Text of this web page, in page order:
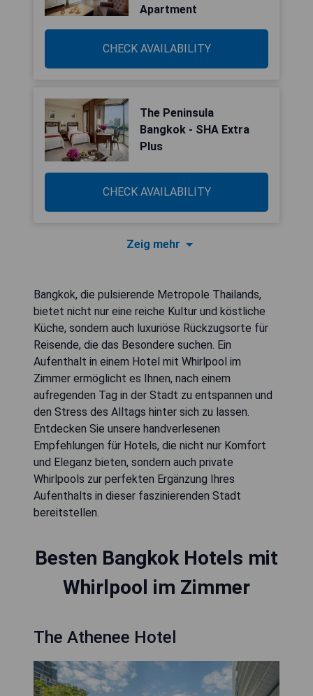
Apartment
CHECK AVAILABILITY
The Peninsula
Bangkok - SHA Extra
Plus
CHECK AVAILABILITY
Zeig mehr
Bangkok, die pulsierende Metropole Thailands,
bietet nicht nur eine reiche Kultur und köstliche
Küche, sondern auch luxuriöse Rückzugsorte für
Reisende, die das Besondere suchen. Ein
Aufenthalt in einem Hotel mit Whirlpool im
Zimmer ermöglicht es Ihnen, nach einem
aufregenden Tag in der Stadt zu entspannen und
den Stress des Alltags hinter sich zu lassen.
Entdecken Sie unsere handverlesenen
Empfehlungen für Hotels, die nicht nur Komfort
und Eleganz bieten, sondern auch private
Whirlpools zur perfekten Ergänzung Ihres
Aufenthalts in dieser faszinierenden Stadt
bereitstellen.
Besten Bangkok Hotels mit
Whirlpool im Zimmer
The Athenee Hotel